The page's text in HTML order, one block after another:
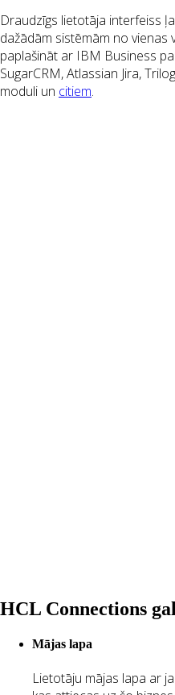
Draudzīgs lietotāja interfeiss
dažādām sistēmām no vienas
paplašināt ar IBM Business
SugarCRM, Atlassian Jira,
moduli un citiem.
HCL Connections
Mājas lapa
Lietotāju mājas lapa ar